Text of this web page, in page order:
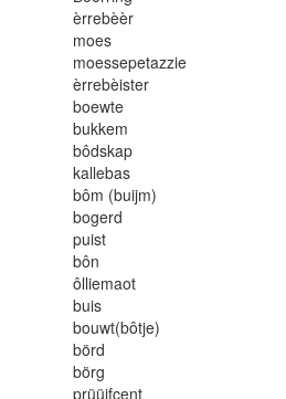
èrrebèèr
moes
moessepetazzie
èrrebèister
boewte
bukkem
bôdskap
kallebas
bôm (buijm)
bogerd
puist
bôn
ôlliemaot
buis
bouwt(bôtje)
börd
börg
prüüjfcent